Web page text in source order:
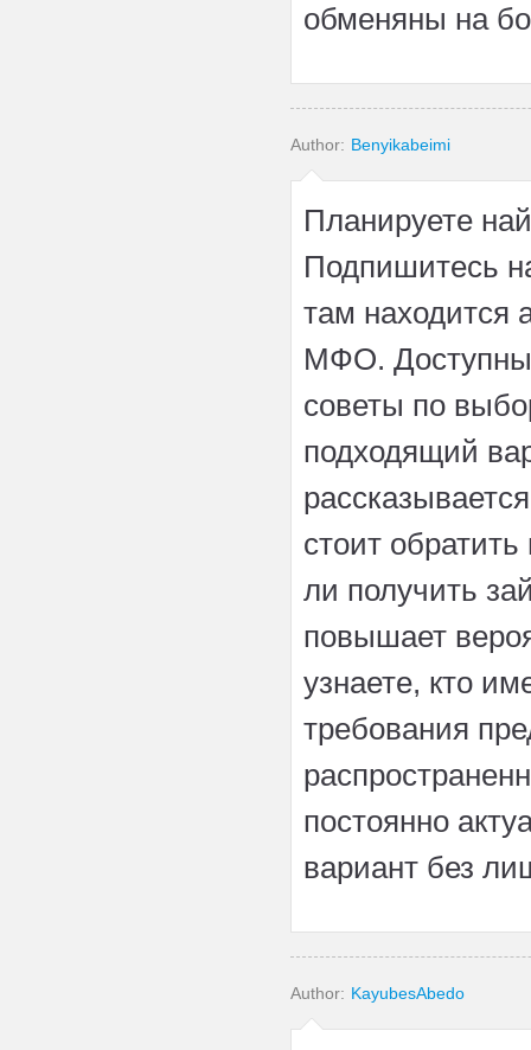
обменяны на
Author: Benyikabeimi
Планируете
Подпишитесь
там находится
МФО. Доступны
советы по
подходящий
стоит
ли получить
повышает
узнаете, кто
требования
постоянно
вариант без
Author: KayubesAbedo